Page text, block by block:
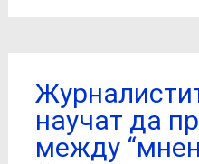
научат да
между